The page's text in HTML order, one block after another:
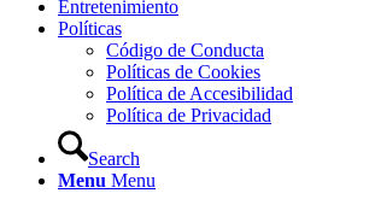
Entretenimiento
Políticas
Código de Conducta
Políticas de Cookies
Política de Accesibilidad
Política de Privacidad
Search
Menu Menu